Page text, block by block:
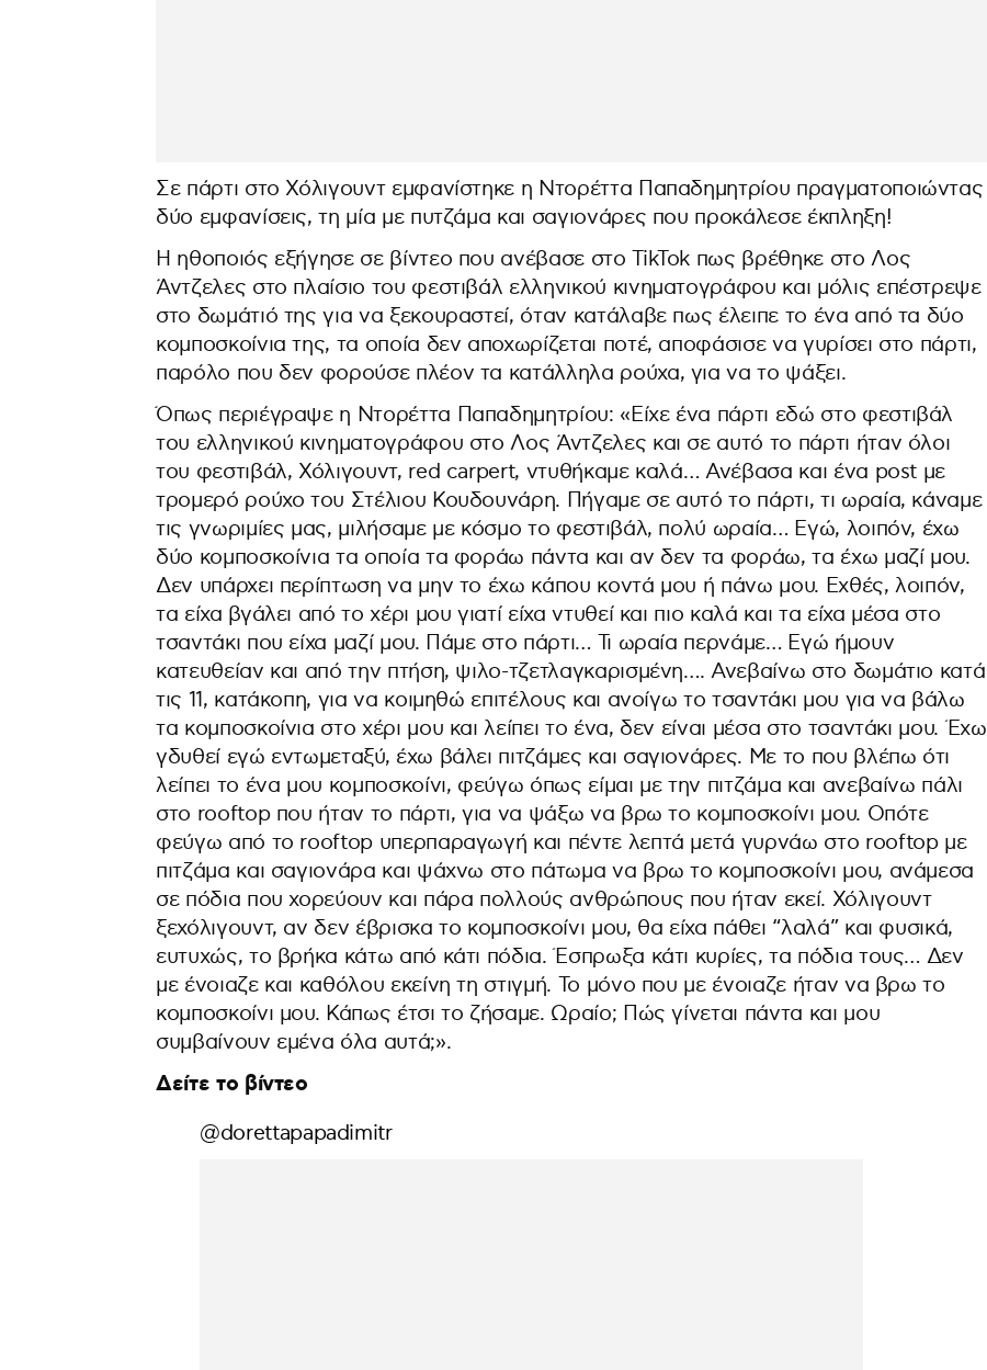
Σε πάρτι στο Χόλιγουντ εμφανίστηκε η Ντορέττα Παπαδημητρίου πραγματοποιώντας
δύο εμφανίσεις, τη μία με πυτζάμα και σαγιονάρες που προκάλεσε έκπληξη!
Η ηθοποιός εξήγησε σε βίντεο που ανέβασε στο TikTok πως βρέθηκε στο Λος
Άντζελες στο πλαίσιο του φεστιβάλ ελληνικού κινηματογράφου και μόλις επέστρεψε
στο δωμάτιό της για να ξεκουραστεί, όταν κατάλαβε πως έλειπε το ένα από τα δύο
κομποσκοίνια της, τα οποία δεν αποχωρίζεται ποτέ, αποφάσισε να γυρίσει στο πάρτι,
παρόλο που δεν φορούσε πλέον τα κατάλληλα ρούχα, για να το ψάξει.
Όπως περιέγραψε η Ντορέττα Παπαδημητρίου: «Είχε ένα πάρτι εδώ στο φεστιβάλ
του ελληνικού κινηματογράφου στο Λος Άντζελες και σε αυτό το πάρτι ήταν όλοι
του φεστιβάλ, Χόλιγουντ, red carpert, ντυθήκαμε καλά… Ανέβασα και ένα post με
τρομερό ρούχο του Στέλιου Κουδουνάρη. Πήγαμε σε αυτό το πάρτι, τι ωραία, κάναμε
τις γνωριμίες μας, μιλήσαμε με κόσμο το φεστιβάλ, πολύ ωραία… Εγώ, λοιπόν, έχω
δύο κομποσκοίνια τα οποία τα φοράω πάντα και αν δεν τα φοράω, τα έχω μαζί μου.
Δεν υπάρχει περίπτωση να μην το έχω κάπου κοντά μου ή πάνω μου. Εχθές, λοιπόν,
τα είχα βγάλει από το χέρι μου γιατί είχα ντυθεί και πιο καλά και τα είχα μέσα στο
τσαντάκι που είχα μαζί μου. Πάμε στο πάρτι… Τι ωραία περνάμε… Εγώ ήμουν
κατευθείαν και από την πτήση, ψιλο-τζετλαγκαρισμένη…. Ανεβαίνω στο δωμάτιο κατά
τις 11, κατάκοπη, για να κοιμηθώ επιτέλους και ανοίγω το τσαντάκι μου για να βάλω
τα κομποσκοίνια στο χέρι μου και λείπει το ένα, δεν είναι μέσα στο τσαντάκι μου. Έχω
γδυθεί εγώ εντωμεταξύ, έχω βάλει πιτζάμες και σαγιονάρες. Με το που βλέπω ότι
λείπει το ένα μου κομποσκοίνι, φεύγω όπως είμαι με την πιτζάμα και ανεβαίνω πάλι
στο rooftop που ήταν το πάρτι, για να ψάξω να βρω το κομποσκοίνι μου. Οπότε
φεύγω από το rooftop υπερπαραγωγή και πέντε λεπτά μετά γυρνάω στο rooftop με
πιτζάμα και σαγιονάρα και ψάχνω στο πάτωμα να βρω το κομποσκοίνι μου, ανάμεσα
σε πόδια που χορεύουν και πάρα πολλούς ανθρώπους που ήταν εκεί. Χόλιγουντ
ξεχόλιγουντ, αν δεν έβρισκα το κομποσκοίνι μου, θα είχα πάθει “λαλά” και φυσικά,
ευτυχώς, το βρήκα κάτω από κάτι πόδια. Έσπρωξα κάτι κυρίες, τα πόδια τους… Δεν
με ένοιαζε και καθόλου εκείνη τη στιγμή. Το μόνο που με ένοιαζε ήταν να βρω το
κομποσκοίνι μου. Κάπως έτσι το ζήσαμε. Ωραίο; Πώς γίνεται πάντα και μου
συμβαίνουν εμένα όλα αυτά;».
Δείτε το βίντεο
@dorettapapadimitr